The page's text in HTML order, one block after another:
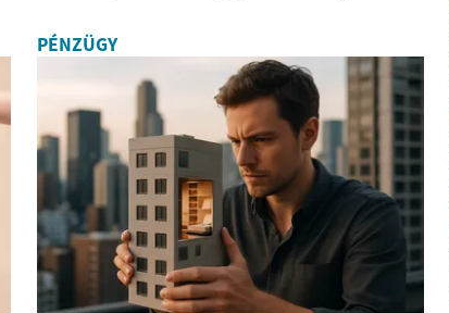
PÉNZÜGY